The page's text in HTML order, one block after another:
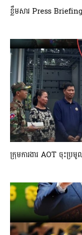
ខ្លឹមសារ Press Briefing
ក្រុមការងារ AOT ចុះប្រ